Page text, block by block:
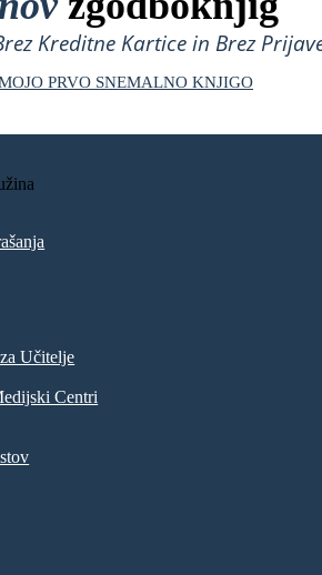
Kreditne Kartice in Brez
PRVO SNEMALNO KNJIGO
Učitelje
Centri